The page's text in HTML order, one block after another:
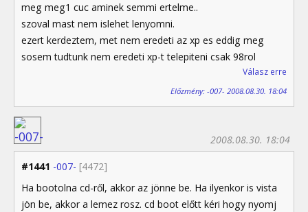
meg meg1 cuc aminek semmi ertelme..
szoval mast nem islehet lenyomni.
ezert kerdeztem, met nem eredeti az xp es eddig meg
sosem tudtunk nem eredeti xp-t telepiteni csak 98rol
Válasz erre
Előzmény: -007- 2008.08.30. 18:04
#1441 -007- [4472]
2008.08.30. 18:04
Ha bootolna cd-ről, akkor az jönne be. Ha ilyenkor is vista
jön be, akkor a lemez rosz. cd boot előtt kéri hogy nyomj